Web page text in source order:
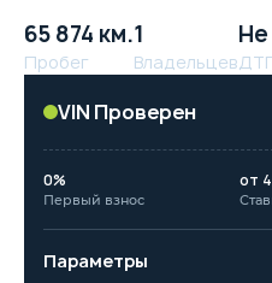
65 874 км.
Пробег
1
Владельцев
VIN Проверен
0%
Первый взнос
от
Параметры